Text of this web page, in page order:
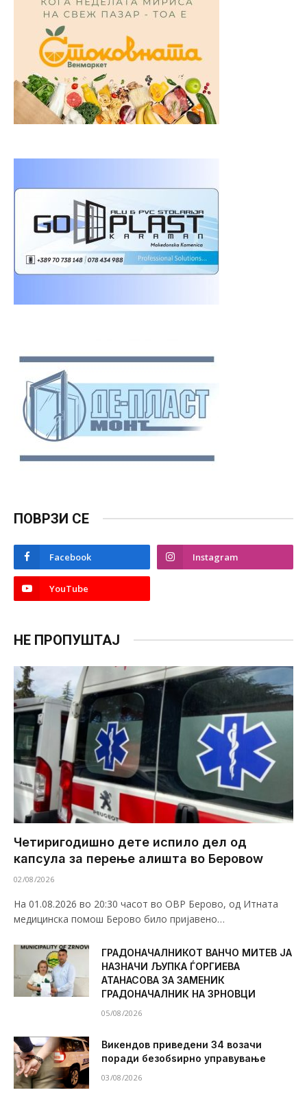
ПОВРЗИ СЕ
Facebook Instagram
YouTube
НЕ ПРОПУШТАЈ
Четиригодишно дете испило дел од
капсула за перење алишта во Беровоw
02/08/2026
На 01.08.2026 во 20:30 часот во ОВР Берово, од Итната
медицинска помош Берово било пријавено…
ГРАДОНАЧАЛНИКОТ ВАНЧО МИТЕВ ЈА
НАЗНАЧИ ЉУПКА ЃОРГИЕВА
АТАНАСОВА ЗА ЗАМЕНИК
ГРАДОНАЧАЛНИК НА ЗРНОВЦИ
05/08/2026
Викендов приведени 34 возачи
поради безобѕирно управување
03/08/2026